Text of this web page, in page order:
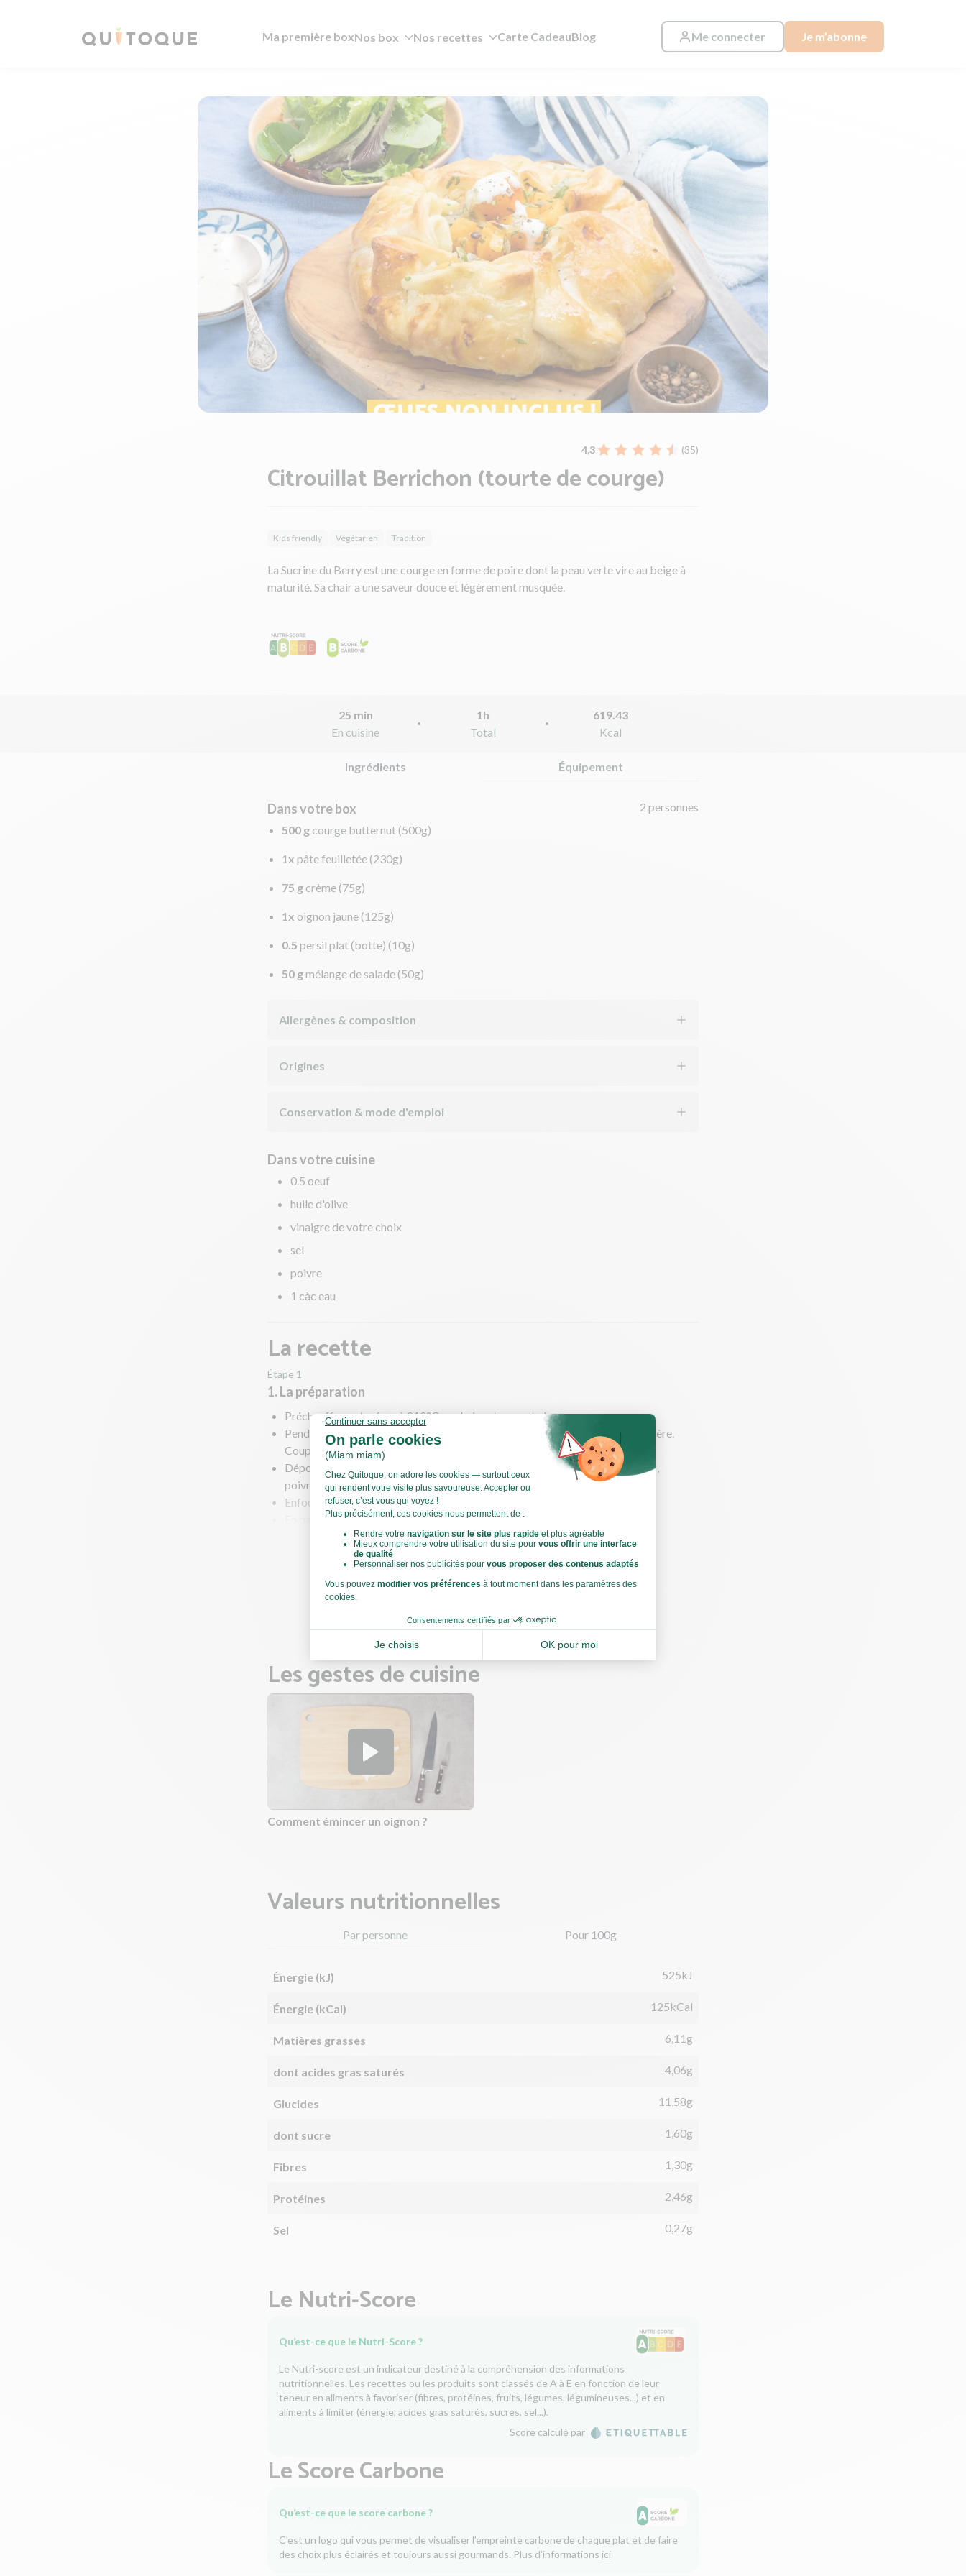
Ma première boxNos box Nos recettes Carte CadeauBlog Me connecter Je m’abonne
4,3 (35)
Citrouillat Berrichon (tourte de courge)
Kids friendly Végétarien Tradition
La Sucrine du Berry est une courge en forme de poire dont la peau verte vire au beige à
maturité. Sa chair a une saveur douce et légèrement musquée.
25 min
En cuisine
1h
Total
619.43
Kcal
Ingrédients Équipement
Dans votre box
2 personnes
500 g courge butternut (500g)
1x pâte feuilletée (230g)
75 g crème (75g)
1x oignon jaune (125g)
0.5 persil plat (botte) (10g)
50 gmélange de salade (50g)
Allergènes & composition
Origines
Conservation & mode d'emploi
Dans votre cuisine
0.5 oeuf
huile d'olive
vinaigre de votre choix
sel
poivre
1 càc eau
La recette
Étape 1
1. La préparation
Préchauffez votre four à 210°C en chaleur tournante !
Pendant ce temps, épluchez la courge et retirez les graines à l'aide d'une cuillère.
Coupez-la en tranches puis taillez celles-ci en dés.
Déposez-les sur une plaque allant au four. Versez un filet d'huile d'olive. Salez,
poivrez. Mélangez bien pour tous les enrober.
Enfournez 15 min.
En parallèle, émincez finement l'oignon.
Dans une sauteuse, faites chauffer un filet d'huile d'olive à feu moyen à vif.
Faites revenir l'oignon 10 min. Salez, poivrez.
Effeuillez et ciselez le persil.
Astuce : laissez tiédir la courge avant de la déposer sur la pâte feuilletée pour ne pas
Voir toute la recette
Les gestes de cuisine
Comment émincer un oignon ?
Valeurs nutritionnelles
Par personne Pour 100g
Énergie (kJ) 525kJ
Énergie (kCal) 125kCal
Matières grasses 6,11g
dont acides gras saturés 4,06g
Glucides 11,58g
dont sucre 1,60g
Fibres 1,30g
Protéines 2,46g
Sel 0,27g
Le Nutri-Score
Qu’est-ce que le Nutri-Score ?
Le Nutri-score est un indicateur destiné à la compréhension des informations
nutritionnelles. Les recettes ou les produits sont classés de A à E en fonction de leur
teneur en aliments à favoriser (fibres, protéines, fruits, légumes, légumineuses...) et en
aliments à limiter (énergie, acides gras saturés, sucres, sel...).
Score calculé par
Le Score Carbone
Qu’est-ce que le score carbone ?
C'est un logo qui vous permet de visualiser l’empreinte carbone de chaque plat et de faire
des choix plus éclairés et toujours aussi gourmands. Plus d'informations ici